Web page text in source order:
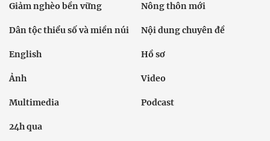
Giảm nghèo bền vững Nông thôn mới
Dân tộc thiểu số và miền núi Nội dung chuyên đề
English Hồ sơ
Ảnh Video
Multimedia Podcast
24h qua